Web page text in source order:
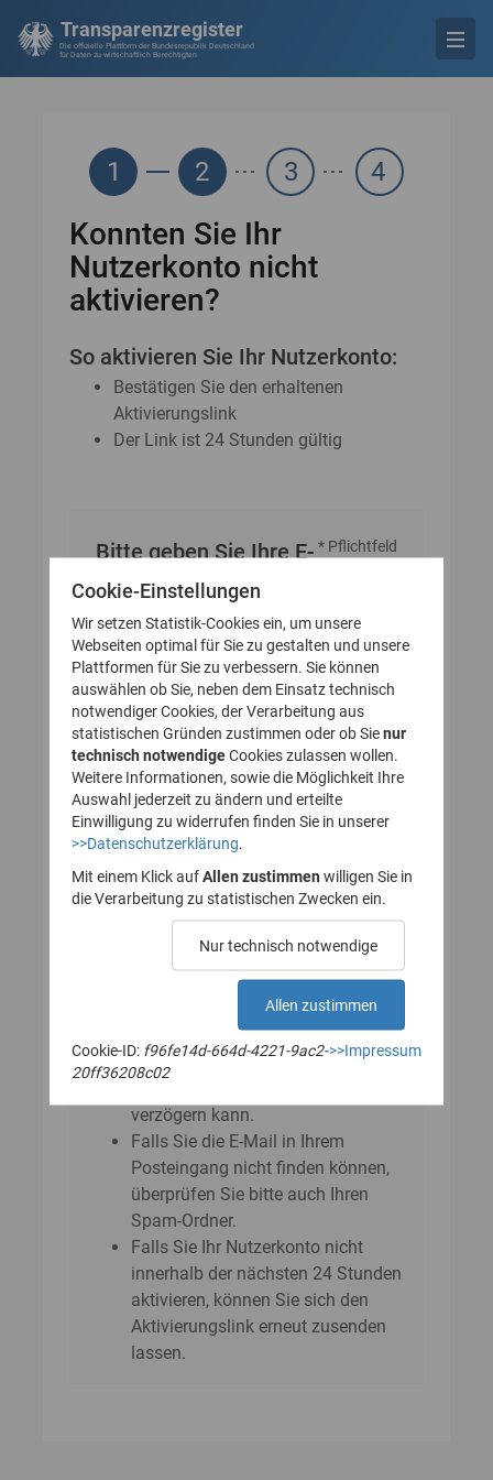
Transparenzregister
Die offizielle Plattform der Bundesrepublik Deutschland
für Daten zu wirtschaftlich Berechtigten
1 2 3 4
Konnten Sie Ihr
Nutzerkonto nicht
aktivieren?
So aktivieren Sie Ihr Nutzerkonto:
Bestätigen Sie den erhaltenen
Aktivierungslink
Der Link ist 24 Stunden gültig
* Pflichtfeld
Bitte geben Sie Ihre E-
Mail-Adresse an
E-Mail-Adresse
Probleme beim Empfang der
Bitte beachten Sie, dass sich der
Versand der E-Mail um einige
verzögern kann.
Falls Sie die E-Mail in Ihrem
Posteingang nicht finden können,
überprüfen Sie bitte auch Ihren
Spam-Ordner.
Falls Sie Ihr Nutzerkonto nicht
innerhalb der nächsten 24 Stunden
aktivieren, können Sie sich den
Aktivierungslink erneut zusenden
lassen.
Cookie-Einstellungen
Wir setzen Statistik-Cookies ein, um unsere
Webseiten optimal für Sie zu gestalten und unsere
Plattformen für Sie zu verbessern. Sie können
auswählen ob Sie, neben dem Einsatz technisch
notwendiger Cookies, der Verarbeitung aus
statistischen Gründen zustimmen oder ob Sienur
technisch notwendigeCookies zulassen wollen.
Weitere Informationen, sowie die Möglichkeit Ihre
Auswahl jederzeit zu ändern und erteilte
Einwilligung zu widerrufen finden Sie in unserer
>>Datenschutzerklärung.
Mit einem Klick aufAllen zustimmen willigen Sie in
die Verarbeitung zu statistischen Zwecken ein.
Nur technisch notwendige
Allen zustimmen
Cookie-ID: f96fe14d-664d-4221-9ac2-
20ff36208c02
>>Impressum